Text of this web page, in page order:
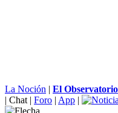
La Noción | El
| Chat | Foro | App |